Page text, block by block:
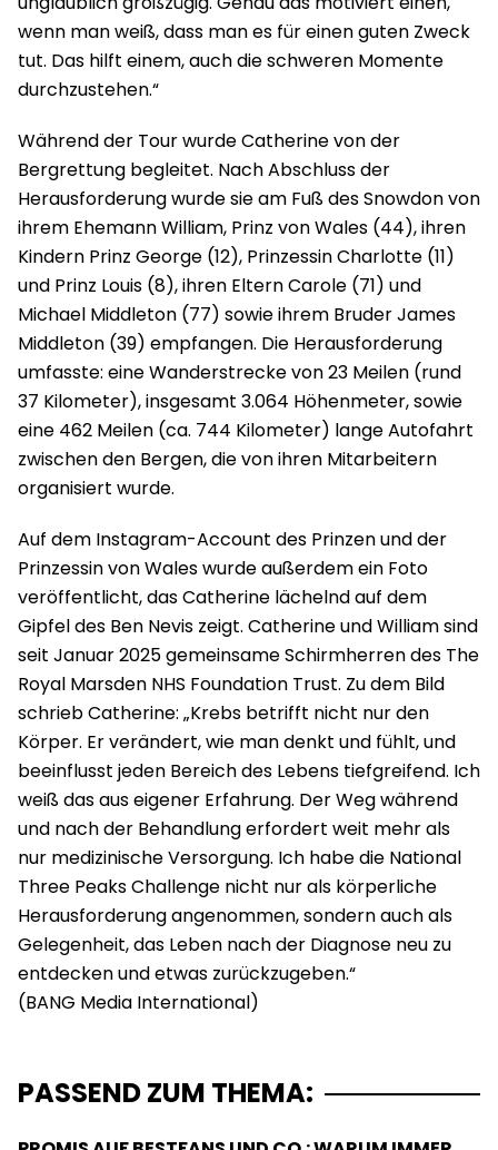
wenn man weiß, dass man es für einen guten Zweck
tut. Das hilft einem, auch die schweren Momente
durchzustehen.“
Während der Tour wurde Catherine von der
Bergrettung begleitet. Nach Abschluss der
Herausforderung wurde sie am Fuß des Snowdon von
ihrem Ehemann William, Prinz von Wales (44), ihren
Kindern Prinz George (12), Prinzessin Charlotte (11)
und Prinz Louis (8), ihren Eltern Carole (71) und
Michael Middleton (77) sowie ihrem Bruder James
Middleton (39) empfangen. Die Herausforderung
umfasste: eine Wanderstrecke von 23 Meilen (rund
37 Kilometer), insgesamt 3.064 Höhenmeter, sowie
eine 462 Meilen (ca. 744 Kilometer) lange Autofahrt
zwischen den Bergen, die von ihren Mitarbeitern
organisiert wurde.
Auf dem Instagram-Account des Prinzen und der
Prinzessin von Wales wurde außerdem ein Foto
veröffentlicht, das Catherine lächelnd auf dem
Gipfel des Ben Nevis zeigt. Catherine und William sind
seit Januar 2025 gemeinsame Schirmherren des The
Royal Marsden NHS Foundation Trust. Zu dem Bild
schrieb Catherine: „Krebs betrifft nicht nur den
Körper. Er verändert, wie man denkt und fühlt, und
beeinflusst jeden Bereich des Lebens tiefgreifend. Ich
weiß das aus eigener Erfahrung. Der Weg während
und nach der Behandlung erfordert weit mehr als
nur medizinische Versorgung. Ich habe die National
Three Peaks Challenge nicht nur als körperliche
Herausforderung angenommen, sondern auch als
Gelegenheit, das Leben nach der Diagnose neu zu
entdecken und etwas zurückzugeben.“
PASSEND ZUM THEMA: